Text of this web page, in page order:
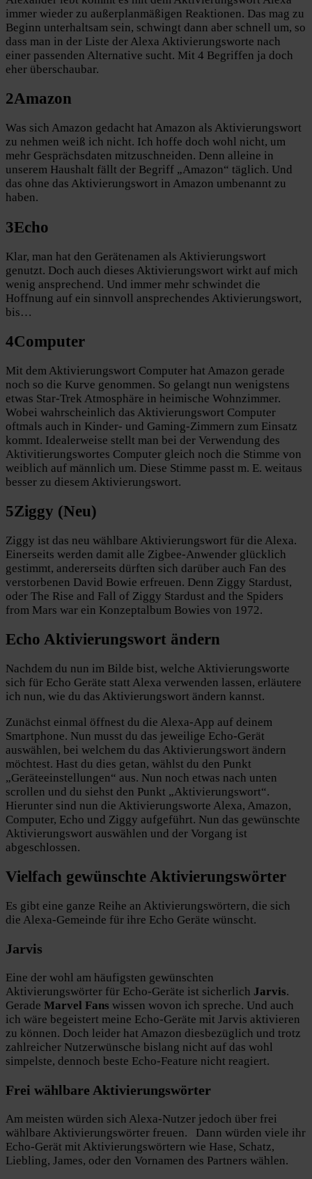
immer wieder zu außerplanmäßigen Reaktionen. Das mag zu
Beginn unterhaltsam sein, schwingt dann aber schnell um, so
dass man in der Liste der Alexa Aktivierungsworte nach
einer passenden Alternative sucht. Mit 4 Begriffen ja doch
eher überschaubar.
2Amazon
Was sich Amazon gedacht hat Amazon als Aktivierungswort
zu nehmen weiß ich nicht. Ich hoffe doch wohl nicht, um
mehr Gesprächsdaten mitzuschneiden. Denn alleine in
unserem Haushalt fällt der Begriff „Amazon“ täglich. Und
das ohne das Aktivierungswort in Amazon umbenannt zu
haben.
3Echo
Klar, man hat den Gerätenamen als Aktivierungswort
genutzt. Doch auch dieses Aktivierungswort wirkt auf mich
wenig ansprechend. Und immer mehr schwindet die
Hoffnung auf ein sinnvoll ansprechendes Aktivierungswort,
bis…
4Computer
Mit dem Aktivierungswort Computer hat Amazon gerade
noch so die Kurve genommen. So gelangt nun wenigstens
etwas Star-Trek Atmosphäre in heimische Wohnzimmer.
Wobei wahrscheinlich das Aktivierungswort Computer
oftmals auch in Kinder- und Gaming-Zimmern zum Einsatz
kommt. Idealerweise stellt man bei der Verwendung des
Aktivitierungswortes Computer gleich noch die Stimme von
weiblich auf männlich um. Diese Stimme passt m. E. weitaus
besser zu diesem Aktivierungswort.
5Ziggy (Neu)
Ziggy ist das neu wählbare Aktivierungswort für die Alexa.
Einerseits werden damit alle Zigbee-Anwender glücklich
gestimmt, andererseits dürften sich darüber auch Fan des
verstorbenen David Bowie erfreuen. Denn Ziggy Stardust,
oder The Rise and Fall of Ziggy Stardust and the Spiders
from Mars war ein Konzeptalbum Bowies von 1972.
Echo Aktivierungswort ändern
Nachdem du nun im Bilde bist, welche Aktivierungsworte
sich für Echo Geräte statt Alexa verwenden lassen, erläutere
ich nun, wie du das Aktivierungswort ändern kannst.
Zunächst einmal öffnest du die Alexa-App auf deinem
Smartphone. Nun musst du das jeweilige Echo-Gerät
auswählen, bei welchem du das Aktivierungswort ändern
möchtest. Hast du dies getan, wählst du den Punkt
„Geräteeinstellungen“ aus. Nun noch etwas nach unten
scrollen und du siehst den Punkt „Aktivierungswort“.
Hierunter sind nun die Aktivierungsworte Alexa, Amazon,
Computer, Echo und Ziggy aufgeführt. Nun das gewünschte
Aktivierungswort auswählen und der Vorgang ist
abgeschlossen.
Vielfach gewünschte Aktivierungswörter
Es gibt eine ganze Reihe an Aktivierungswörtern, die sich
die Alexa-Gemeinde für ihre Echo Geräte wünscht.
Jarvis
Eine der wohl am häufigsten gewünschten
Aktivierungswörter für Echo-Geräte ist sicherlich Jarvis.
Gerade Marvel Fans wissen wovon ich spreche. Und auch
ich wäre begeistert meine Echo-Geräte mit Jarvis aktivieren
zu können. Doch leider hat Amazon diesbezüglich und trotz
zahlreicher Nutzerwünsche bislang nicht auf das wohl
simpelste, dennoch beste Echo-Feature nicht reagiert.
Frei wählbare Aktivierungswörter
Am meisten würden sich Alexa-Nutzer jedoch über frei
wählbare Aktivierungswörter freuen. Dann würden viele ihr
Echo-Gerät mit Aktivierungswörtern wie Hase, Schatz,
Liebling, James, oder den Vornamen des Partners wählen.